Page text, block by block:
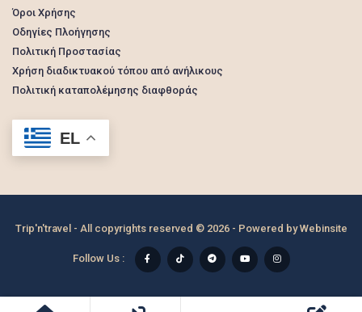
Όροι Χρήσης
Οδηγίες Πλοήγησης
Πολιτική Προστασίας
Χρήση διαδικτυακού τόπου από ανήλικους
Πολιτική καταπολέμησης διαφθοράς
EL
Trip'n'travel - All copyrights reserved © 2026 - Powered byWebinsite
Follow Us :